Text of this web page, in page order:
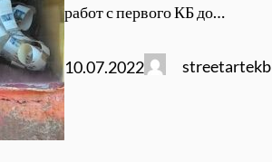
работ с первого КБ до…
10.07.2022 streetartekb